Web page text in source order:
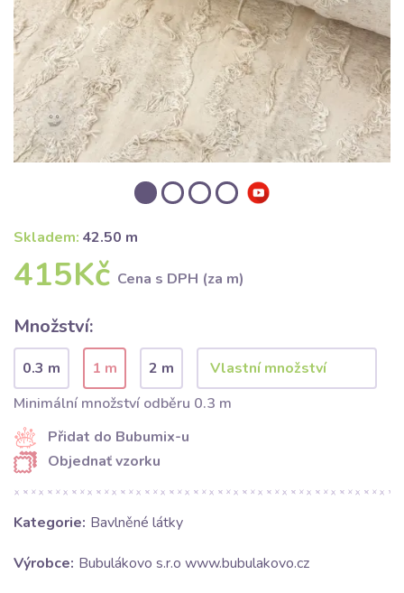
Skladem: 42.50 m
415Kč Cena s DPH (za m)
Množství:
0.3 m 1 m
2 m
Minimální množství odběru 0.3 m
Přidat do Bubumix-u
Objednať vzorku
Kategorie: Bavlněné látky
Výrobce: Bubulákovo s.r.o www.bubulakovo.cz